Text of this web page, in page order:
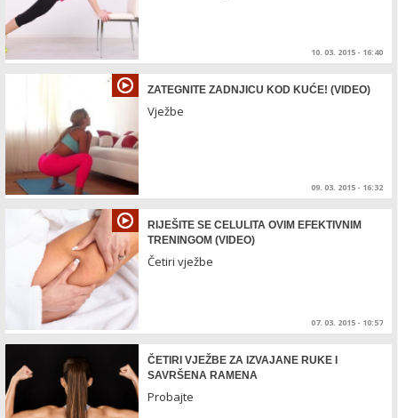
10. 03. 2015 - 16:40
ZATEGNITE ZADNJICU KOD KUĆE! (VIDEO)
Vježbe
09. 03. 2015 - 16:32
RIJEŠITE SE CELULITA OVIM EFEKTIVNIM
TRENINGOM (VIDEO)
Četiri vježbe
07. 03. 2015 - 10:57
ČETIRI VJEŽBE ZA IZVAJANE RUKE I
SAVRŠENA RAMENA
Probajte